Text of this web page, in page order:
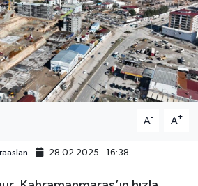
A- A+
28.02.2025 - 16:38